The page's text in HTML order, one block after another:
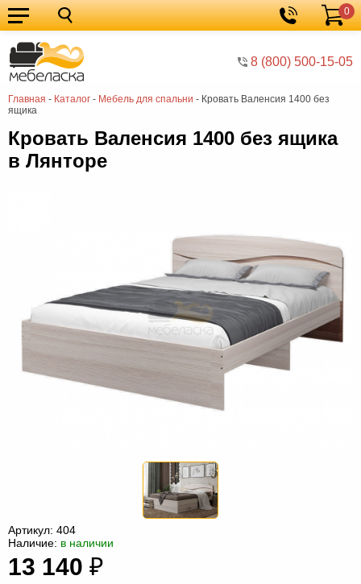
8 (800) 500-15-05
Корзина
0
Главная - Каталог - Мебель для спальни - Кровать Валенсия 1400 без
ящика
Кухонные
гарнитуры
Мебель
для
кухни
Мебель
для
спальни
Кровати
Шкафы
Диваны
гостиную
прихожей
Столы
Комоды
мешки
Мебель
изСадовая
Кровать Валенсия 1400 без ящика
в Лянторе
Артикул: 404
Наличие: в наличии
13 140 ₽